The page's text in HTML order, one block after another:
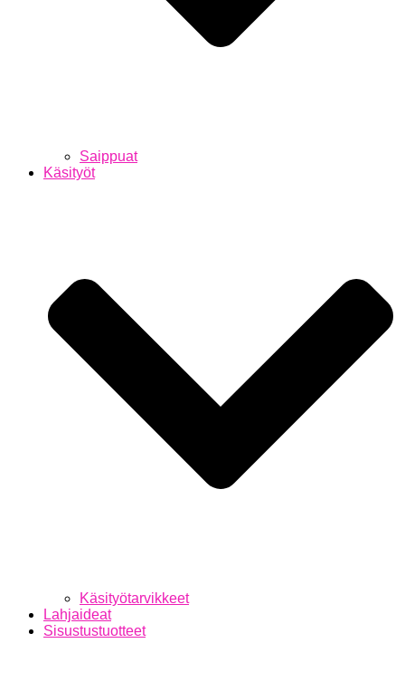
Saippuat
Käsityöt
Käsityötarvikkeet
Lahjaideat
Sisustustuotteet